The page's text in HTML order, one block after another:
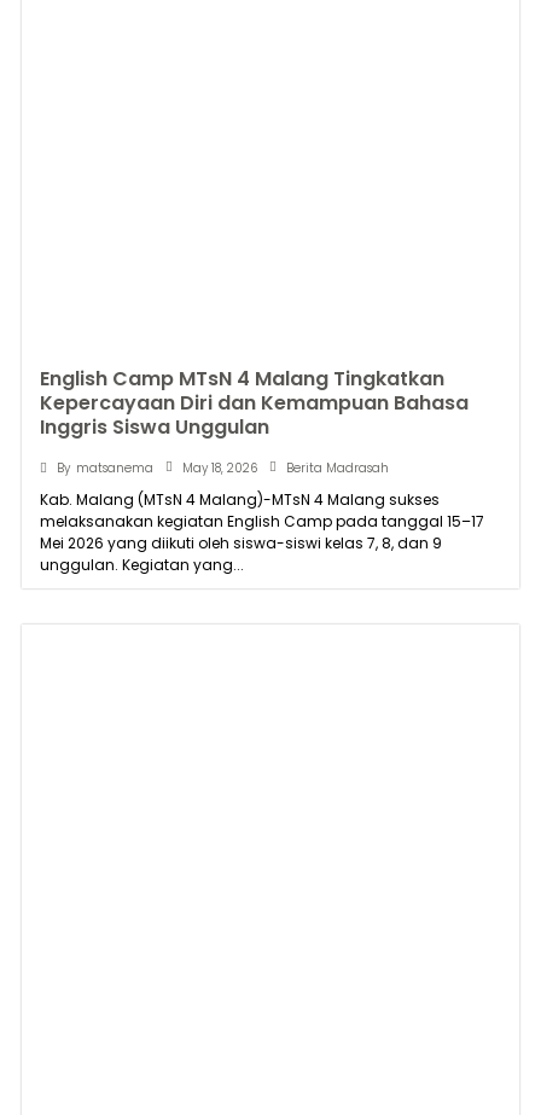
English Camp MTsN 4 Malang Tingkatkan
Kepercayaan Diri dan Kemampuan Bahasa
Inggris Siswa Unggulan
By matsanema May 18, 2026 Berita Madrasah
Kab. Malang (MTsN 4 Malang)-MTsN 4 Malang sukses
melaksanakan kegiatan English Camp pada tanggal 15–17
Mei 2026 yang diikuti oleh siswa-siswi kelas 7, 8, dan 9
unggulan. Kegiatan yang...